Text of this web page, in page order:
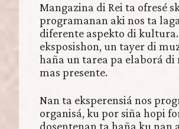
Mangazina di Rei ta ofresé
programanan aki nos ta
diferente aspekto di
eksposishon, un tayer di
haña un tarea pa elaborá
mas presente.
Nan ta eksperensiá nos
organisá, ku por siña hopi
dosentenan ta haña ku